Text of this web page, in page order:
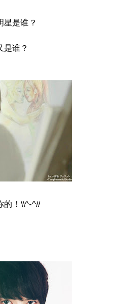
星是谁？
是谁？
的！\\^-^//